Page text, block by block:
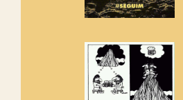
Els Centpeus estem
de l'entorn de Sant